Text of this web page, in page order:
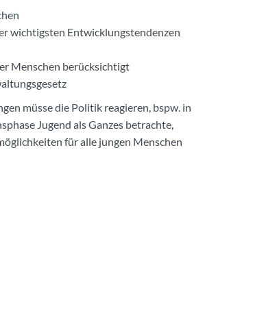
wichtigsten Entwicklungstendenzen
Menschen berücksichtigt
müsse die Politik reagieren, bspw. in
Jugend als Ganzes betrachte,
für alle jungen Menschen